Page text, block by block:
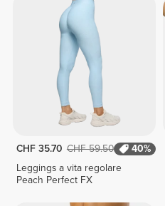
CHF 35.70 CHF 59.50
40%
Leggings a vita regolare
Peach Perfect FX